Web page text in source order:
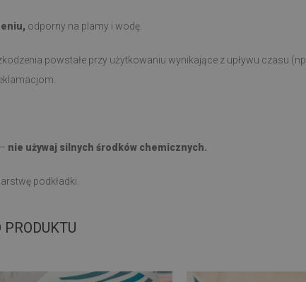
odporny na plamy i wodę.
powstałe przy użytkowaniu wynikające z upływu czasu (np.
nie używaj silnych środków chemicznych.
podkładki.